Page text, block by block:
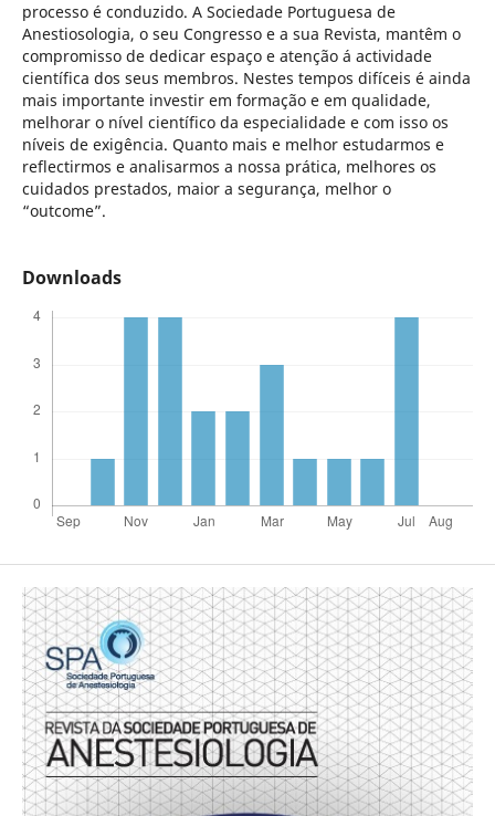
processo é conduzido. A Sociedade Portuguesa de
Anestiosologia, o seu Congresso e a sua Revista, mantêm o
compromisso de dedicar espaço e atenção á actividade
científica dos seus membros. Nestes tempos difíceis é ainda
mais importante investir em formação e em qualidade,
melhorar o nível científico da especialidade e com isso os
níveis de exigência. Quanto mais e melhor estudarmos e
reflectirmos e analisarmos a nossa prática, melhores os
cuidados prestados, maior a segurança, melhor o
“outcome”.
Downloads